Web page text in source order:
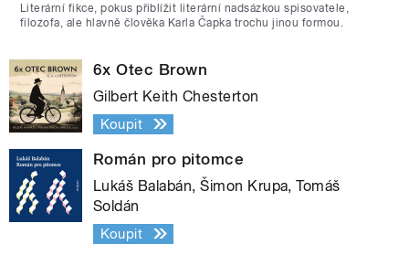
Literární fikce, pokus přiblížit literární nadsázkou spisovatele,
filozofa, ale hlavně člověka Karla Čapka trochu jinou formou.
6x Otec Brown
Gilbert Keith Chesterton
Koupit
Román pro pitomce
Lukáš Balabán, Šimon Krupa, Tomáš
Soldán
Koupit